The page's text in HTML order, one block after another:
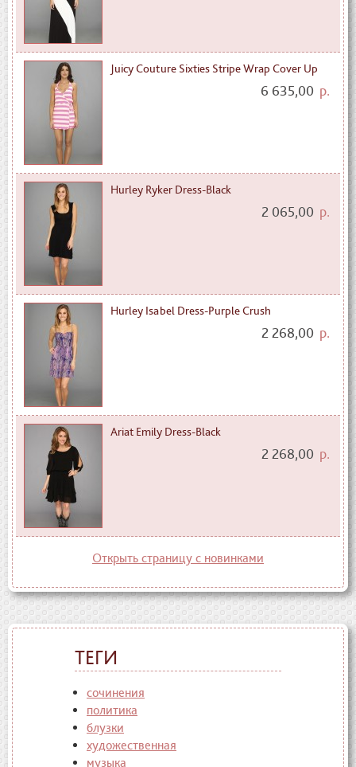
Juicy Couture Sixties Stripe Wrap Cover Up
6 635,00 р.
Hurley Ryker Dress-Black
2 065,00 р.
Hurley Isabel Dress-Purple Crush
2 268,00 р.
Ariat Emily Dress-Black
2 268,00 р.
Открыть страницу с новинками
ТЕГИ
сочинения
политика
блузки
художественная
музыка